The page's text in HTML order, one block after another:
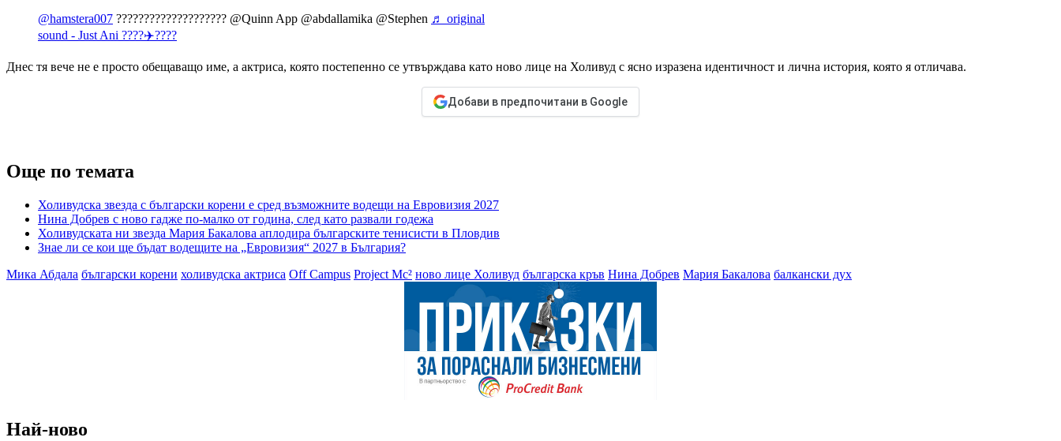
@hamstera007 ???????????????????? @Quinn App @abdallamika @Stephen ♬ original
sound - Just Ani ????✈️????
Днес тя вече не е просто обещаващо име, а актриса, която постепенно се утвърждава като ново лице на Холивуд с ясно изразена идентичност и лична история, която я отличава.
Добави в предпочитани в Google
Още по темата
Холивудска звезда с български корени е сред възможните водещи на Евровизия 2027
Нина Добрев с ново гадже по-малко от година, след като развали годежа
Холивудската ни звезда Мария Бакалова аплодира българските тенисисти в Пловдив
Знае ли се кои ще бъдат водещите на „Евровизия“ 2027 в България?
Мика Абдала български корени холивудска актриса Off Campus Project Mc² ново лице Холивуд българска кръв Нина Добрев Мария Бакалова балкански дух
Най-ново